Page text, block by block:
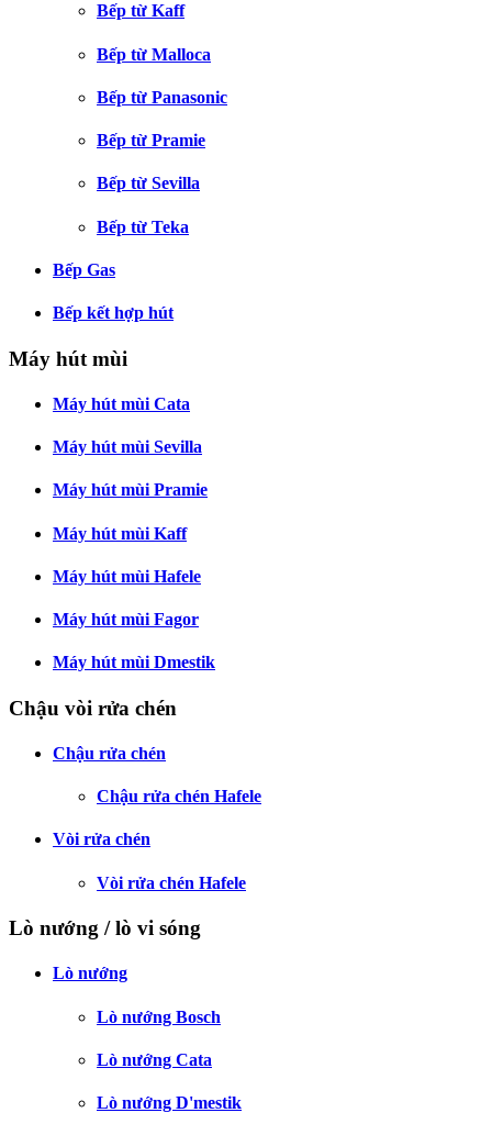
Bếp từ Kaff
Bếp từ Malloca
Bếp từ Panasonic
Bếp từ Pramie
Bếp từ Sevilla
Bếp từ Teka
Bếp Gas
Bếp kết hợp hút
Máy hút mùi
Máy hút mùi Cata
Máy hút mùi Sevilla
Máy hút mùi Pramie
Máy hút mùi Kaff
Máy hút mùi Hafele
Máy hút mùi Fagor
Máy hút mùi Dmestik
Chậu vòi rửa chén
Chậu rửa chén
Chậu rửa chén Hafele
Vòi rửa chén
Vòi rửa chén Hafele
Lò nướng / lò vi sóng
Lò nướng
Lò nướng Bosch
Lò nướng Cata
Lò nướng D'mestik